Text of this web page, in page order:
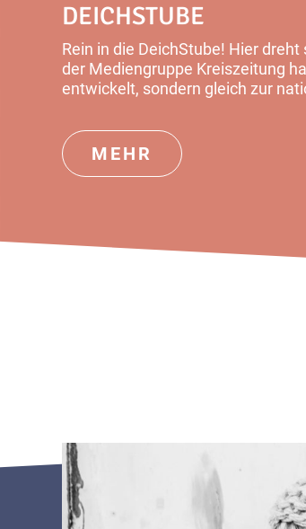
DEICHSTUBE
Rein in die DeichStube! Hier dreht
der Mediengruppe Kreiszeitung
entwickelt, sondern gleich zur
MEHR